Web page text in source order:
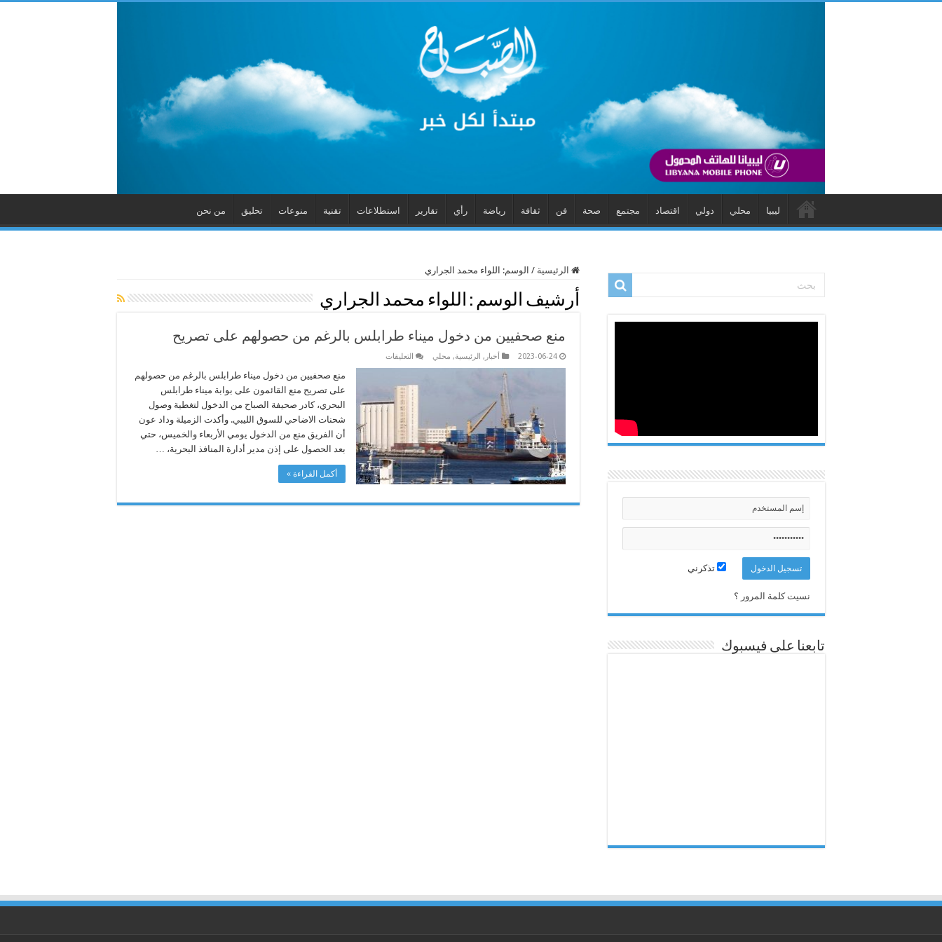
ليبيا محلي دولي اقتصاد مجتمع صحة فن ثقافة رياضة رأي تقارير استطلاعات تقنية منوعات تحليق من نحن
الرئيسية / الوسم: اللواء محمد الجراري
أرشيف الوسم : اللواء محمد الجراري
منع صحفيين من دخول ميناء طرابلس بالرغم من حصولهم على تصريح
2023-06-24 أخبار , الرئيسية, محلي التعليقات
ميناء
طرابلس
حصولهم
على
تصريح
مغلقة
منع صحفيين من دخول ميناء طرابلس بالرغم من حصولهم
على تصريح منع القائمون على بوابة ميناء طرابلس
البحري، كادر صحيفة الصباح من الدخول لتغطية وصول
شحنات الاضاحي للسوق الليبي. وأكدت الزميلة وداد عون
أن الفريق منع من الدخول يومي الأربعاء والخميس، حتي
بعد الحصول على إذن مدير أدارة المنافذ البحرية، …
أكمل القراءة »
تذكرني
نسيت كلمة المرور ؟
تابعنا على فيسبوك